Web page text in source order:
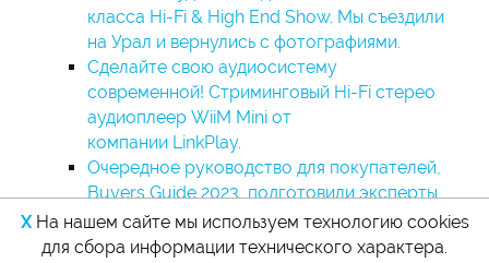
класса Hi-Fi & High End Show. Мы съездили
на Урал и вернулись с фотографиями.
Сделайте свою аудиосистему
современной! Cтриминговый Hi-Fi стерео
аудиоплеер WiiM Mini от
компании LinkPlay.
Очередное руководство для покупателей,
Buyers Guide 2023, подготовили эксперты
Part-Time Audiophile.
XНа нашем сайте мы используем технологию cookies
для сбора информации технического характера.